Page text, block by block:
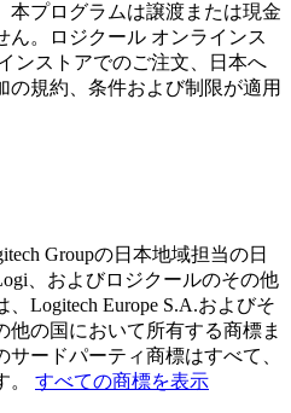
本プログラムは譲渡または現金
ん。ロジクール オンラインス
ンストアでのご注文、日本へ
規約、条件および制限が適用
Groupの日本地域担当の日
、およびロジクールのその他
Logitech Europe S.A.およびそ
の国において所有する商標ま
ードパーティ商標はすべて、
。 すべての商標を表示